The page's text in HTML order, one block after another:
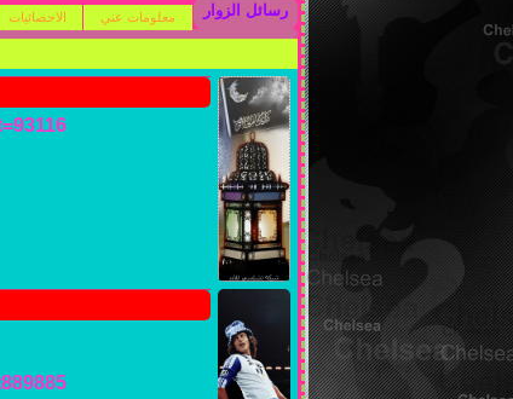
رسائل الزوار معلومات عني الاحصائيات